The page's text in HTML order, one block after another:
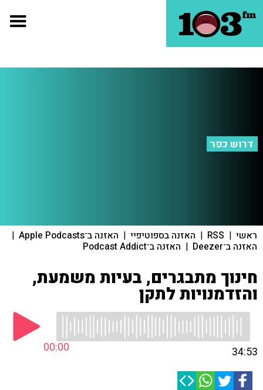
דרוש כפר
ראשי |
RSS
| האזנה בספוטיפיי | האזנה ב־Apple Podcasts |
האזנה ב־Deezer | האזנה ב־Podcast Addict
חינוך מתבגרים, בעיות משמעת,
והזדמנויות לתקן
00:00 34:53